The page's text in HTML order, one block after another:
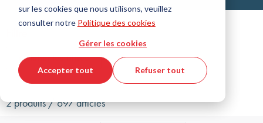
sur les cookies que nous utilisons, veuillez
consulter notre Politique des cookies
Gérer les cookies
Accepter tout Refuser tout
Afficher les filtres
2 produits / 697 articles